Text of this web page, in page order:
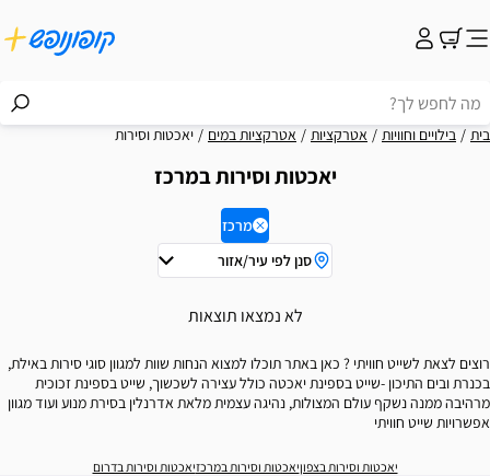
בית בילויים וחוויות אטרקציות אטרקציות במים יאכטות וסירות
יאכטות וסירות במרכז
מרכז
סנן לפי עיר/אזור
לא נמצאו תוצאות
רוצים לצאת לשייט חוויתי ? כאן באתר תוכלו למצוא הנחות שוות למגוון סוגי סירות באילת,
בכנרת ובים התיכון -שייט בספינת יאכטה כולל עצירה לשכשוך, שייט בספינת זכוכית
מרהיבה ממנה נשקף עולם המצולות, נהיגה עצמית מלאת אדרנלין בסירת מנוע ועוד מגוון
אפשרויות שייט חוויתי
יאכטות וסירות בצפוןיאכטות וסירות במרכזיאכטות וסירות בדרום